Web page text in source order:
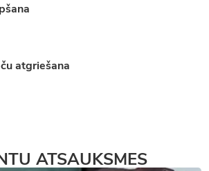
atgriešana
ATSAUKSMES